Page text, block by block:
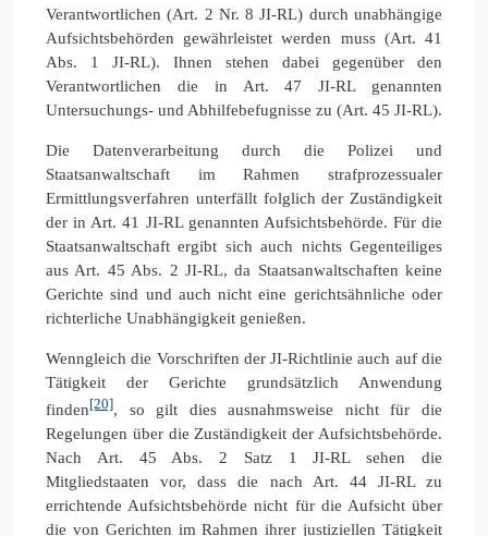
Verantwortlichen (Art. 2 Nr. 8 JI-RL) durch unabhängige
Aufsichtsbehörden gewährleistet werden muss (Art. 41
Abs. 1 JI-RL). Ihnen stehen dabei gegenüber den
Verantwortlichen die in Art. 47 JI-RL genannten
Untersuchungs- und Abhilfebefugnisse zu (Art. 45 JI-RL).
Die Datenverarbeitung durch die Polizei und
Staatsanwaltschaft im Rahmen strafprozessualer
Ermittlungsverfahren unterfällt folglich der Zuständigkeit
der in Art. 41 JI-RL genannten Aufsichtsbehörde. Für die
Staatsanwaltschaft ergibt sich auch nichts Gegenteiliges
aus Art. 45 Abs. 2 JI-RL, da Staatsanwaltschaften keine
Gerichte sind und auch nicht eine gerichtsähnliche oder
richterliche Unabhängigkeit genießen.
Wenngleich die Vorschriften der JI-Richtlinie auch auf die
Tätigkeit der Gerichte grundsätzlich Anwendung
finden[20], so gilt dies ausnahmsweise nicht für die
Regelungen über die Zuständigkeit der Aufsichtsbehörde.
Nach Art. 45 Abs. 2 Satz 1 JI-RL sehen die
Mitgliedstaaten vor, dass die nach Art. 44 JI-RL zu
errichtende Aufsichtsbehörde nicht für die Aufsicht über
die von Gerichten im Rahmen ihrer justiziellen Tätigkeit